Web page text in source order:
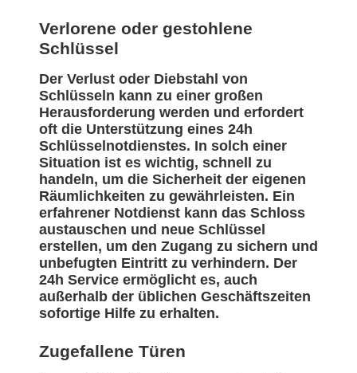
Verlorene oder gestohlene
Schlüssel
Der Verlust oder Diebstahl von
Schlüsseln kann zu einer großen
Herausforderung werden und erfordert
oft die Unterstützung eines 24h
Schlüsselnotdienstes. In solch einer
Situation ist es wichtig, schnell zu
handeln, um die Sicherheit der eigenen
Räumlichkeiten zu gewährleisten. Ein
erfahrener Notdienst kann das Schloss
austauschen und neue Schlüssel
erstellen, um den Zugang zu sichern und
unbefugten Eintritt zu verhindern. Der
24h Service ermöglicht es, auch
außerhalb der üblichen Geschäftszeiten
sofortige Hilfe zu erhalten.
Zugefallene Türen